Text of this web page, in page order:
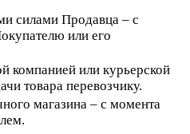
силами Продавца – с
или его
компанией или курьерской
товара перевозчику.
магазина – с момента